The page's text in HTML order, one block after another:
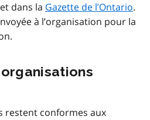
et dans la Gazette de l’Ontario.
à l’organisation pour la
restent conformes aux